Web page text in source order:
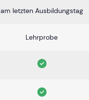
am letzten Ausbildungstag
Lehrprobe